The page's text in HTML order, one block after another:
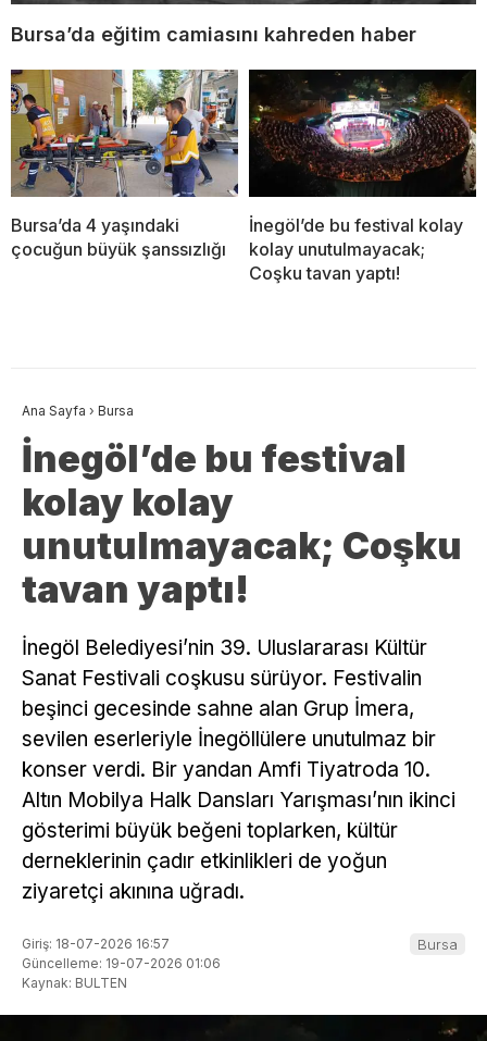
Bursa’da eğitim camiasını kahreden haber
Bursa’da 4 yaşındaki
çocuğun büyük şanssızlığı
İnegöl’de bu festival kolay
kolay unutulmayacak;
Coşku tavan yaptı!
Ana Sayfa › Bursa
İnegöl’de bu festival
kolay kolay
unutulmayacak; Coşku
tavan yaptı!
İnegöl Belediyesi’nin 39. Uluslararası Kültür
Sanat Festivali coşkusu sürüyor. Festivalin
beşinci gecesinde sahne alan Grup İmera,
sevilen eserleriyle İnegöllülere unutulmaz bir
konser verdi. Bir yandan Amfi Tiyatroda 10.
Altın Mobilya Halk Dansları Yarışması’nın ikinci
gösterimi büyük beğeni toplarken, kültür
derneklerinin çadır etkinlikleri de yoğun
ziyaretçi akınına uğradı.
Giriş: 18-07-2026 16:57
Güncelleme: 19-07-2026 01:06
Kaynak: BULTEN
Bursa